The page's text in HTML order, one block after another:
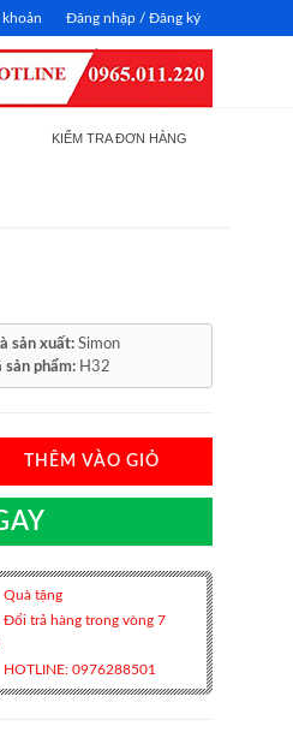
khoản Đăng nhập / Đăng ký
KIỂM TRA ĐƠN HÀNG
sản xuất:Simon
sản phẩm: H32
THÊM VÀO GIỎ
Quà tặng
Đổi trả hàng trong vòng 7
HOTLINE: 0976288501